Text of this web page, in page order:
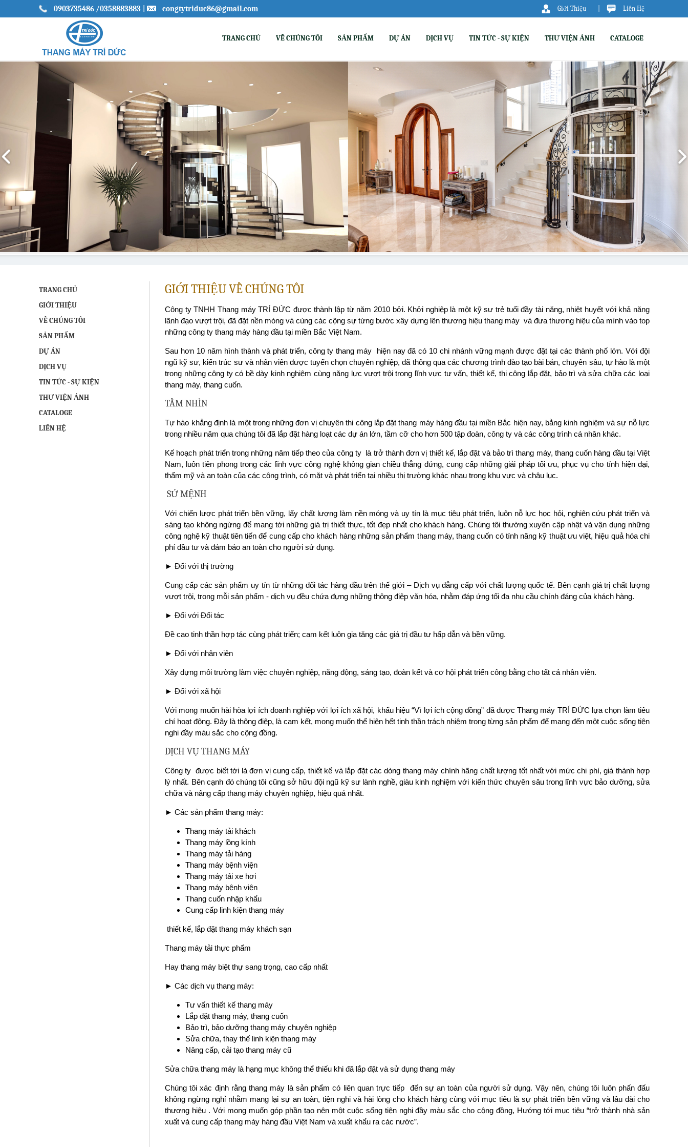
0903735486 /0358883883 congtytriduc86@gmail.com Giới Thiệu Liên Hệ
TRANG CHỦ VỀ CHÚNG TÔI SẢN PHẨM DỰ ÁN DỊCH VỤ TIN TỨC - SỰ KIỆN THƯ VIỆN ẢNH CATALOGE
TRANG CHỦ
GIỚI THIỆU
VỀ CHÚNG TÔI
SẢN PHẨM
DỰ ÁN
DỊCH VỤ
TIN TỨC - SỰ KIỆN
THƯ VIỆN ẢNH
CATALOGE
LIÊN HỆ
GIỚI THIỆU VỀ CHÚNG TÔI
Công ty TNHH Thang máy TRÍ ĐỨC được thành lập từ năm 2010 bởi. Khởi nghiệp là một kỹ sư trẻ tuổi đầy tài năng, nhiệt huyết với khả năng
lãnh đạo vượt trội, đã đặt nền móng và cùng các cộng sự từng bước xây dựng lên thương hiệu thang máy và đưa thương hiệu của mình vào top
những công ty thang máy hàng đầu tại miền Bắc Việt Nam.
Sau hơn 10 năm hình thành và phát triển, công ty thang máy hiện nay đã có 10 chi nhánh vững mạnh được đặt tại các thành phố lớn. Với đội
ngũ kỹ sư, kiến trúc sư và nhân viên được tuyển chọn chuyên nghiệp, đã thông qua các chương trình đào tạo bài bản, chuyên sâu, tự hào là một
trong những công ty có bề dày kinh nghiệm cùng năng lực vượt trội trong lĩnh vực tư vấn, thiết kế, thi công lắp đặt, bảo trì và sửa chữa các loại
thang máy, thang cuốn.
TẦM NHÌN
Tự hào khẳng định là một trong những đơn vị chuyên thi công lắp đặt thang máy hàng đầu tại miền Bắc hiện nay, bằng kinh nghiệm và sự nỗ lực
trong nhiều năm qua chúng tôi đã lắp đặt hàng loạt các dự án lớn, tầm cỡ cho hơn 500 tập đoàn, công ty và các công trình cá nhân khác.
Kế hoạch phát triển trong những năm tiếp theo của công ty là trở thành đơn vị thiết kế, lắp đặt và bảo trì thang máy, thang cuốn hàng đầu tại Việt
Nam, luôn tiên phong trong các lĩnh vực công nghệ không gian chiều thẳng đứng, cung cấp những giải pháp tối ưu, phục vụ cho tính hiện đại,
thẩm mỹ và an toàn của các công trình, có mặt và phát triển tại nhiều thị trường khác nhau trong khu vực và châu lục.
SỨ MỆNH
Với chiến lược phát triển bền vững, lấy chất lượng làm nền móng và uy tín là mục tiêu phát triển, luôn nỗ lực học hỏi, nghiên cứu phát triển và
sáng tạo không ngừng để mang tới những giá trị thiết thực, tốt đẹp nhất cho khách hàng. Chúng tôi thường xuyên cập nhật và vận dụng những
công nghệ kỹ thuật tiên tiến để cung cấp cho khách hàng những sản phẩm thang máy, thang cuốn có tính năng kỹ thuật ưu việt, hiệu quả hóa chi
phí đầu tư và đảm bảo an toàn cho người sử dụng.
► Đối với thị trường
Cung cấp các sản phẩm uy tín từ những đối tác hàng đầu trên thế giới – Dịch vụ đẳng cấp với chất lượng quốc tế. Bên cạnh giá trị chất lượng
vượt trội, trong mỗi sản phẩm - dịch vụ đều chứa đựng những thông điệp văn hóa, nhằm đáp ứng tối đa nhu cầu chính đáng của khách hàng.
► Đối với Đối tác
Đề cao tinh thần hợp tác cùng phát triển; cam kết luôn gia tăng các giá trị đầu tư hấp dẫn và bền vững.
► Đối với nhân viên
Xây dựng môi trường làm việc chuyên nghiệp, năng động, sáng tạo, đoàn kết và cơ hội phát triển công bằng cho tất cả nhân viên.
► Đối với xã hội
Với mong muốn hài hòa lợi ích doanh nghiệp với lợi ích xã hội, khẩu hiệu “Vì lợi ích cộng đồng” đã được Thang máy TRÍ ĐỨC lựa chọn làm tiêu
chí hoạt động. Đây là thông điệp, là cam kết, mong muốn thể hiện hết tinh thần trách nhiệm trong từng sản phẩm để mang đến một cuộc sống tiện
nghi đầy màu sắc cho cộng đồng.
DỊCH VỤ THANG MÁY
Công ty được biết tới là đơn vị cung cấp, thiết kế và lắp đặt các dòng thang máy chính hãng chất lượng tốt nhất với mức chi phí, giá thành hợp
lý nhất. Bên cạnh đó chúng tôi cũng sở hữu đội ngũ kỹ sư lành nghề, giàu kinh nghiệm với kiến thức chuyên sâu trong lĩnh vực bảo dưỡng, sửa
chữa và nâng cấp thang máy chuyên nghiệp, hiệu quả nhất.
► Các sản phẩm thang máy:
Thang máy tải khách
Thang máy lồng kính
Thang máy tải hàng
Thang máy bệnh viện
Thang máy tải xe hơi
Thang máy bệnh viện
Thang cuốn nhập khẩu
Cung cấp linh kiện thang máy
thiết kế, lắp đặt thang máy khách sạn
Thang máy tải thực phẩm
Hay thang máy biệt thự sang trọng, cao cấp nhất
► Các dịch vụ thang máy:
Tư vấn thiết kế thang máy
Lắp đặt thang máy, thang cuốn
Bảo trì, bảo dưỡng thang máy chuyên nghiệp
Sửa chữa, thay thế linh kiện thang máy
Nâng cấp, cải tạo thang máy cũ
Sửa chữa thang máy là hạng mục không thể thiếu khi đã lắp đặt và sử dụng thang máy
Chúng tôi xác định rằng thang máy là sản phẩm có liên quan trực tiếp đến sự an toàn của người sử dụng. Vậy nên, chúng tôi luôn phấn đấu
không ngừng nghỉ nhằm mang lại sự an toàn, tiện nghi và hài lòng cho khách hàng cùng với mục tiêu là sự phát triển bền vững và lâu dài cho
thương hiệu . Với mong muốn góp phần tạo nên một cuộc sống tiện nghi đầy màu sắc cho cộng đồng, Hướng tới mục tiêu “trở thành nhà sản
xuất và cung cấp thang máy hàng đầu Việt Nam và xuất khẩu ra các nước”.